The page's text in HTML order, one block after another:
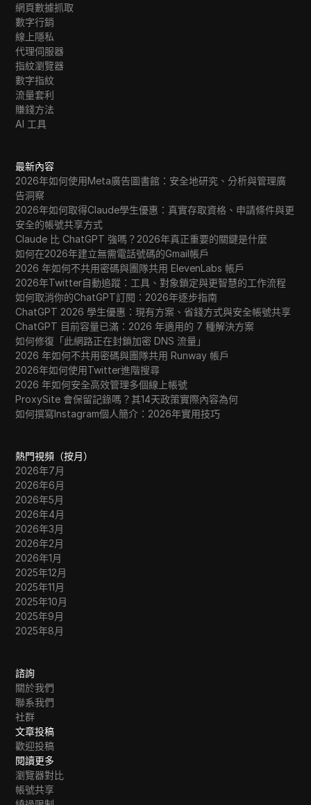
網頁數據抓取
數字行銷
線上隱私
代理伺服器
指紋瀏覽器
數字指紋
流量套利
賺錢方法
AI 工具
最新內容
2026年如何使用Meta廣告圖書館：安全地研究、分析與管理廣
告洞察
2026年如何取得Claude學生優惠：真實存取資格、申請條件與更
安全的帳號共享方式
Claude 比 ChatGPT 強嗎？2026年真正重要的關鍵是什麼
如何在2026年建立無需電話號碼的Gmail帳戶
2026 年如何不共用密碼與團隊共用 ElevenLabs 帳戶
2026年Twitter自動追蹤：工具、對象鎖定與更智慧的工作流程
如何取消你的ChatGPT訂閱：2026年逐步指南
ChatGPT 2026 學生優惠：現有方案、省錢方式與安全帳號共享
ChatGPT 目前容量已滿：2026 年適用的 7 種解決方案
如何修復「此網路正在封鎖加密 DNS 流量」
2026 年如何不共用密碼與團隊共用 Runway 帳戶
2026年如何使用Twitter進階搜尋
2026 年如何安全高效管理多個線上帳號
ProxySite 會保留記錄嗎？其14天政策實際內容為何
如何撰寫Instagram個人簡介：2026年實用技巧
熱門視頻（按月）
2026年7月
2026年6月
2026年5月
2026年4月
2026年3月
2026年2月
2026年1月
2025年12月
2025年11月
2025年10月
2025年9月
2025年8月
諮詢
關於我們
聯系我們
社群
文章投稿
歡迎投稿
閱讀更多
瀏覽器對比
帳號共享